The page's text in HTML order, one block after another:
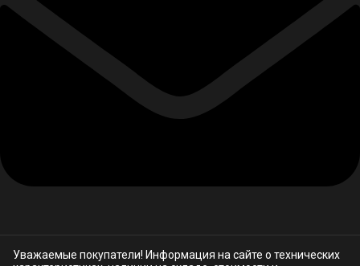
Уважаемые покупатели! Информация на сайте о технических